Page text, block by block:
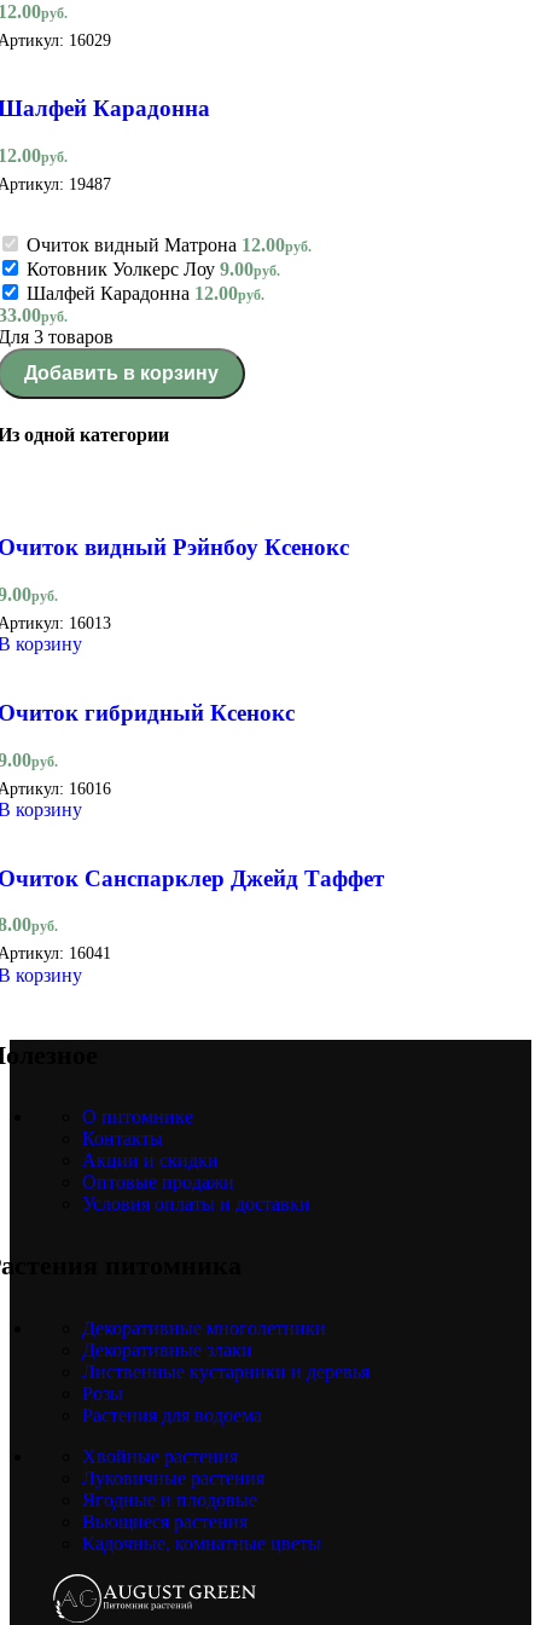
руб.
16029
Карадонна
руб.
19487
Очиток видный Матрона 12.00руб.
Котовник Уолкерс Лоу 9.00руб.
Шалфей Карадонна 12.00руб.
руб.
3 товаров
Добавить в корзину
одной категории
видный Рэйнбоу Ксенокс
руб.
16013
корзину
гибридный Ксенокс
руб.
16016
корзину
Санспарклер Джейд Таффет
руб.
16041
корзину
О питомнике
Контакты
Акции и скидки
Оптовые продажи
Условия оплаты и доставки
питомника
Декоративные многолетники
Декоративные злаки
Лиственные кустарники и деревья
Розы
Растения для водоема
Хвойные растения
Луковичные растения
Ягодные и плодовые
Вьющиеся растения
Кадочные, комнатные цветы